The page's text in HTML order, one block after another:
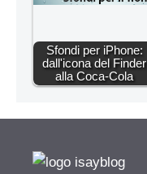
Sfondi per iPhone:
dall'icona del Finder
alla Coca-Cola